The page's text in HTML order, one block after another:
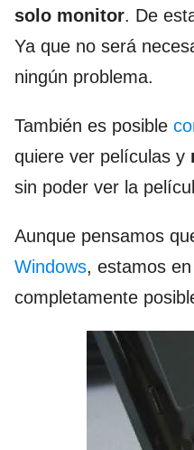
solo monitor. De
Ya que no será
ningún problema.
También es posible
quiere ver películas y
sin poder ver la
Aunque pensamos
Windows, estamos
completamente